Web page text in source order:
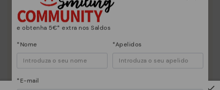
e obtenha 5€* extra nos Saldos
*Nome *Apelidos
*E-mail